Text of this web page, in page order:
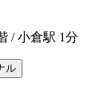
/ 小倉駅 1分
ル